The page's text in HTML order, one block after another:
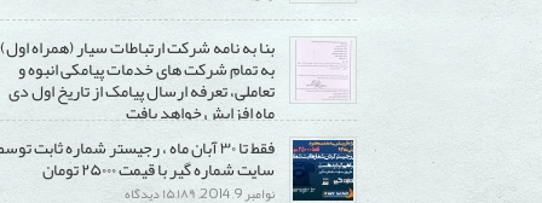
و
اپراتور
۰۲۱
(
از
بلک
قطع
سامانه
به
مدت
۴۸
ساعت
به
بنا به نامه شرکت ارتباطات سیار (همراه اول)
به تمام شرکت های خدمات پیامکی انبوه و
تعاملی، تعرفه ارسال پیامک از تاریخ اول دی
ماه افزایش خواهد یافت
۱۵,۲۹۰ دیدگاه
بنا
به
فقط تا ۳۰ آبان ماه ، رجیستر شماره ثابت توسط
سایت شماره گیر با قیمت ۲۵۰۰۰ تومان
نوامبر 9, 2014, ۱۵,۱۸۹ دیدگاه
برای